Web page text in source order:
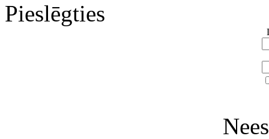
Pieslēgties